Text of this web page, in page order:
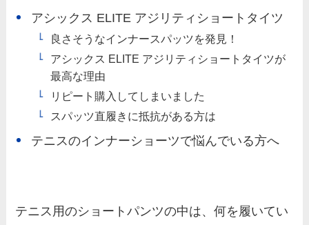
アシックス ELITE アジリティショートタイツ
良さそうなインナースパッツを発見！
アシックス ELITE アジリティショートタイツが
最高な理由
リピート購入してしまいました
スパッツ直履きに抵抗がある方は
テニスのインナーショーツで悩んでいる方へ
テニス用のショートパンツの中は、何を履いてい